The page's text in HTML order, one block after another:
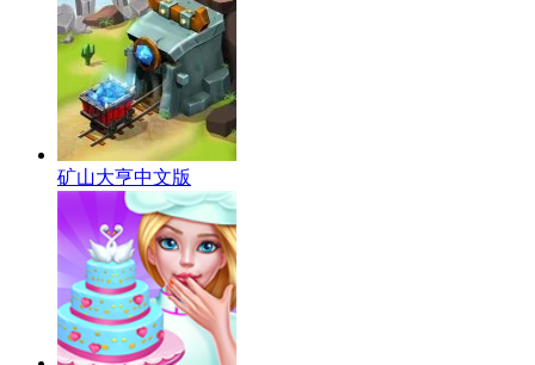
矿山大亨中文版